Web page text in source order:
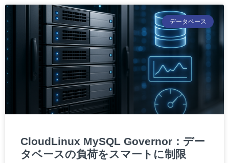
データベース
CloudLinux MySQL Governor：デー
タベースの負荷をスマートに制限